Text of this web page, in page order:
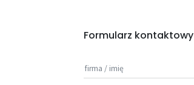
Formularz kontaktowy
firma / imię